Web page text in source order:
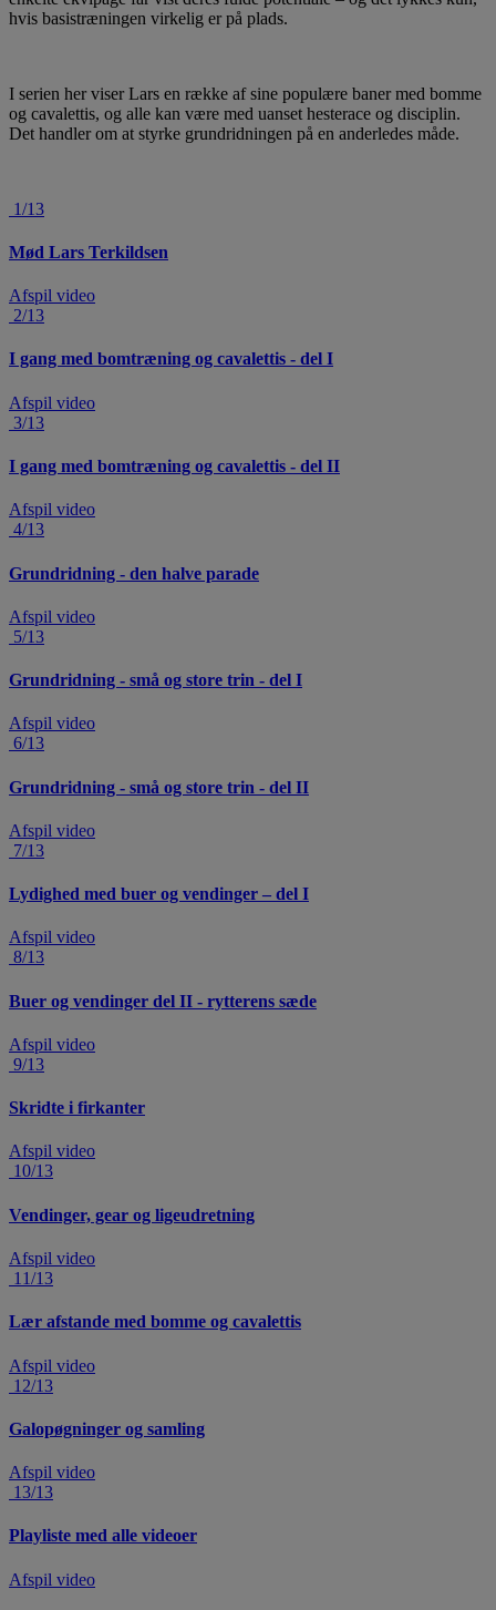
hvis basistræningen virkelig er på plads.
I serien her viser Lars en række af sine populære baner med bomme
og cavalettis, og alle kan være med uanset hesterace og disciplin.
Det handler om at styrke grundridningen på en anderledes måde.
1/13
Mød Lars Terkildsen
Afspil video
2/13
I gang med bomtræning og cavalettis - del I
Afspil video
3/13
I gang med bomtræning og cavalettis - del II
Afspil video
4/13
Grundridning - den halve parade
Afspil video
5/13
Grundridning - små og store trin - del I
Afspil video
6/13
Grundridning - små og store trin - del II
Afspil video
7/13
Lydighed med buer og vendinger – del I
Afspil video
8/13
Buer og vendinger del II - rytterens sæde
Afspil video
9/13
Skridte i firkanter
Afspil video
10/13
Vendinger, gear og ligeudretning
Afspil video
11/13
Lær afstande med bomme og cavalettis
Afspil video
12/13
Galopøgninger og samling
Afspil video
13/13
Playliste med alle videoer
Afspil video